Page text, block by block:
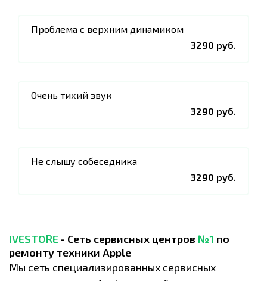
Проблема с верхним динамиком
3290 руб.
Очень тихий звук
3290 руб.
Не слышу собеседника
3290 руб.
IVESTORE - Сеть сервисных центров №1 по
ремонту техники Apple
Мы сеть специализированных сервисных